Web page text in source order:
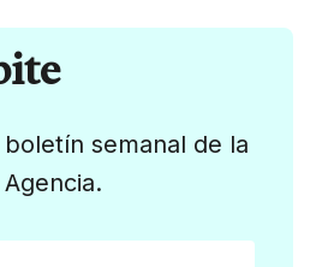
semanal de la
Agencia.